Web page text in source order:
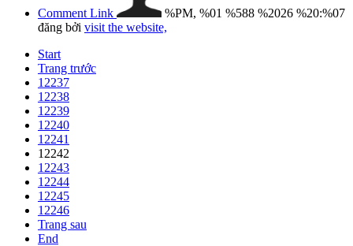
Comment Link
%PM, %01 %588 %2026 %20:%07
đăng bởi visit the website,
Start
Trang trước
12237
12238
12239
12240
12241
12242
12243
12244
12245
12246
Trang sau
End